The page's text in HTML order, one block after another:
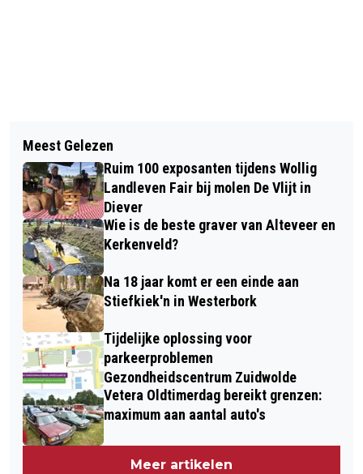
DRENTHE EN OVERIJSSEL ROEPEN
ONTWERPTEAMS OP VOOR
VORMGEVEN GRENSREGIO
WELKE VRIJWILLIGERSORGANISATIE
VERDIENT DIT JAAR HÉT
COMPLIMENT VAN DRENTHE?
Meest Gelezen
Ruim 100 exposanten tijdens Wollig
Landleven Fair bij molen De Vlijt in
Diever
Wie is de beste graver van Alteveer en
Kerkenveld?
Na 18 jaar komt er een einde aan
Stiefkiek'n in Westerbork
Tijdelijke oplossing voor
parkeerproblemen
Gezondheidscentrum Zuidwolde
Vetera Oldtimerdag bereikt grenzen:
maximum aan aantal auto's
Meer artikelen